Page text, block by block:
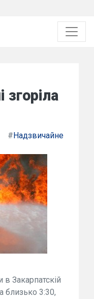
згоріла
#Надзвичайне
Закарпатскій
близько 3:30,